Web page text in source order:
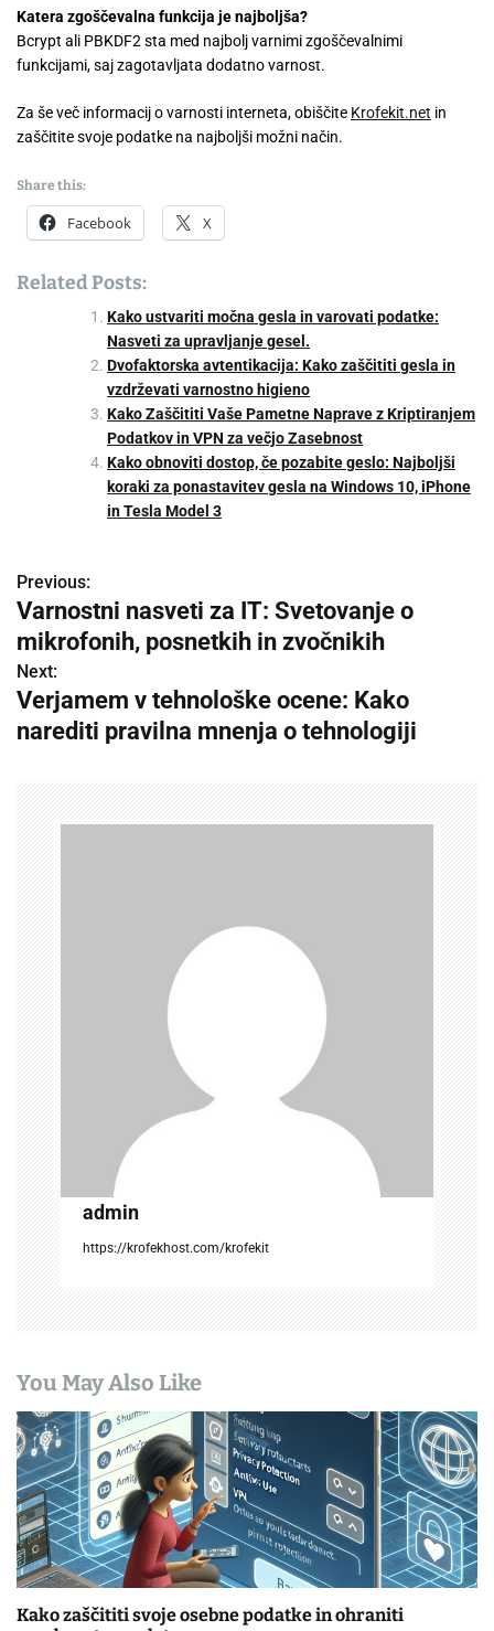
Katera zgoščevalna funkcija je najboljša?
Bcrypt ali PBKDF2 sta med najbolj varnimi zgoščevalnimi
funkcijami, saj zagotavljata dodatno varnost.
Za še več informacij o varnosti interneta, obiščite Krofekit.net in
zaščitite svoje podatke na najboljši možni način.
Share this:
Facebook X
Related Posts:
Kako ustvariti močna gesla in varovati podatke:
Nasveti za upravljanje gesel.
Dvofaktorska avtentikacija: Kako zaščititi gesla in
vzdrževati varnostno higieno
Kako Zaščititi Vaše Pametne Naprave z Kriptiranjem
Podatkov in VPN za večjo Zasebnost
Kako obnoviti dostop, če pozabite geslo: Najboljši
koraki za ponastavitev gesla na Windows 10, iPhone
in Tesla Model 3
P
o
s
t
Previous:
Varnostni nasveti za IT: Svetovanje o
mikrofonih, posnetkih in zvočnikih
Next:
Verjamem v tehnološke ocene: Kako
narediti pravilna mnenja o tehnologiji
admin
https://krofekhost.com/krofekit
You May Also Like
Kako zaščititi svoje osebne podatke in ohraniti